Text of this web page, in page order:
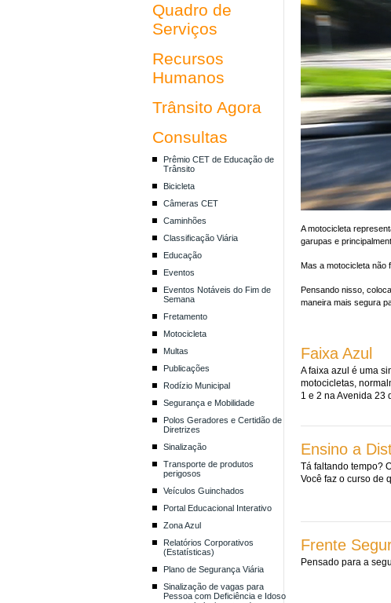
Quadro de
Serviços
Recursos
Humanos
Trânsito Agora
Consultas
Prêmio CET de Educação de
Trânsito
Bicicleta
Câmeras CET
Caminhões
Classificação Viária
Educação
Eventos
Eventos Notáveis do Fim de
Semana
Fretamento
Motocicleta
Multas
Publicações
Rodízio Municipal
Segurança e Mobilidade
Polos Geradores e Certidão de
Diretrizes
Sinalização
Transporte de produtos
perigosos
Veículos Guinchados
Portal Educacional Interativo
Zona Azul
Relatórios Corporativos
(Estatísticas)
Plano de Segurança Viária
Sinalização de vagas para
Pessoa com Deficiência e Idoso
A motocicleta
garupas e
Mas a motocicleta não
Pensando nisso,
maneira mais segura
Faixa Azul
A faixa azul é uma
motocicletas,
1 e 2 na Avenida 23
Ensino a
Tá faltando tempo?
Você faz o curso de
Frente
Pensado para a